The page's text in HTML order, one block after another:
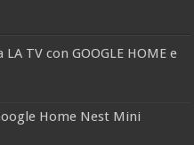
TV con GOOGLE HOME e
Home Nest Mini